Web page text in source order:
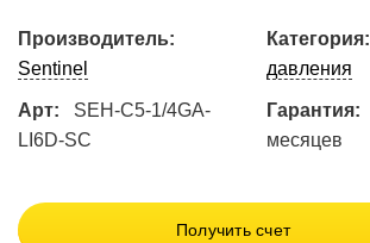
Производитель:
Sentinel
Категория:
давления
Арт:
SEH-C5-1/4GA-
LI6D-SC
Гарантия:
месяцев
Получить счет